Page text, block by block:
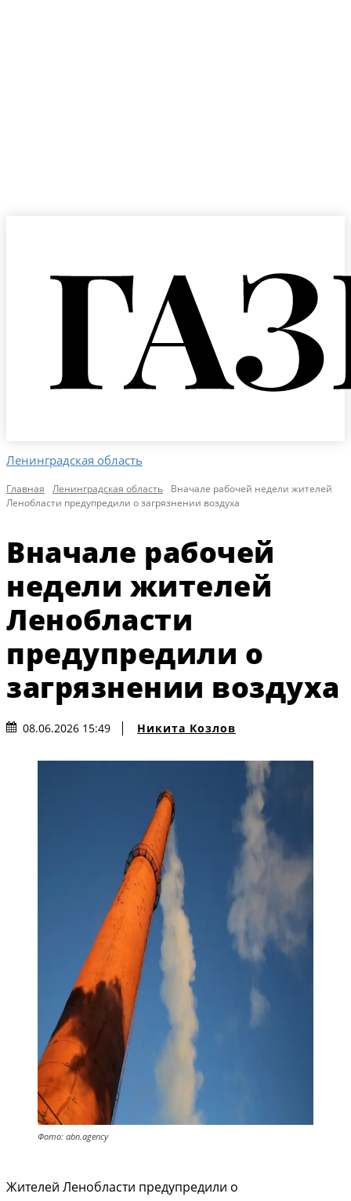
Ленинградская область
Главная Ленинградская область
Вначале рабочей недели жителей
Ленобласти предупредили о загрязнении воздуха
Вначале рабочей
недели жителей
Ленобласти
предупредили о
загрязнении воздуха
08.06.2026 15:49 Никита Козлов
Фото: abn.agency
Жителей Ленобласти предупредили о